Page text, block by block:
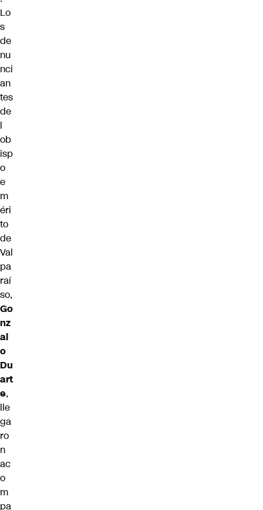
Lo
s
de
nu
nci
an
tes
de
l
ob
isp
o
e
m
éri
to
de
Val
pa
raí
so,
Go
nz
al
o
Du
art
e,
lle
ga
ro
n
ac
o
m
pa